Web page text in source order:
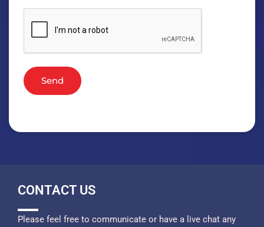
Send
CONTACT US
Please feel free to communicate or have a live chat any